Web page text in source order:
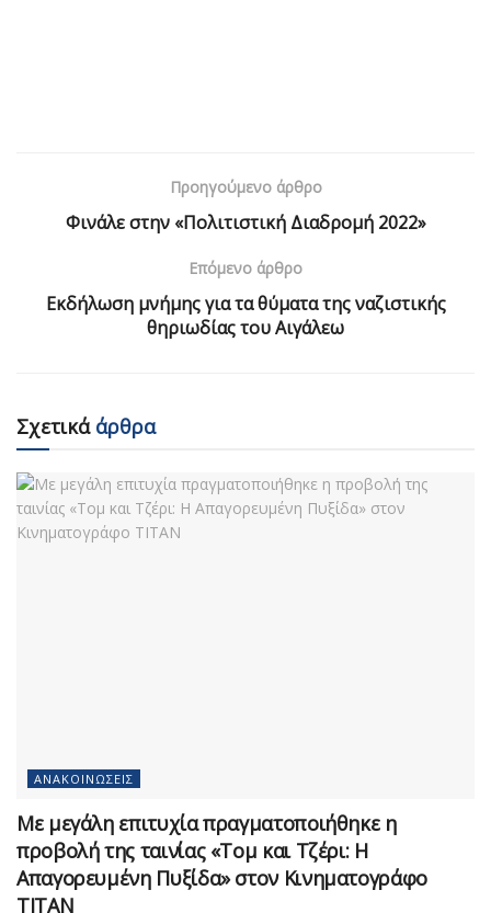
Προηγούμενο άρθρο
Φινάλε στην «Πολιτιστική Διαδρομή 2022»
Επόμενο άρθρο
Εκδήλωση μνήμης για τα θύματα της ναζιστικής
θηριωδίας του Αιγάλεω
Σχετικάάρθρα
ΑΝΑΚΟΙΝΏΣΕΙΣ
Με μεγάλη επιτυχία πραγματοποιήθηκε η
προβολή της ταινίας «Τομ και Τζέρι: Η
Απαγορευμένη Πυξίδα» στον Κινηματογράφο
ΤΙΤΑΝ